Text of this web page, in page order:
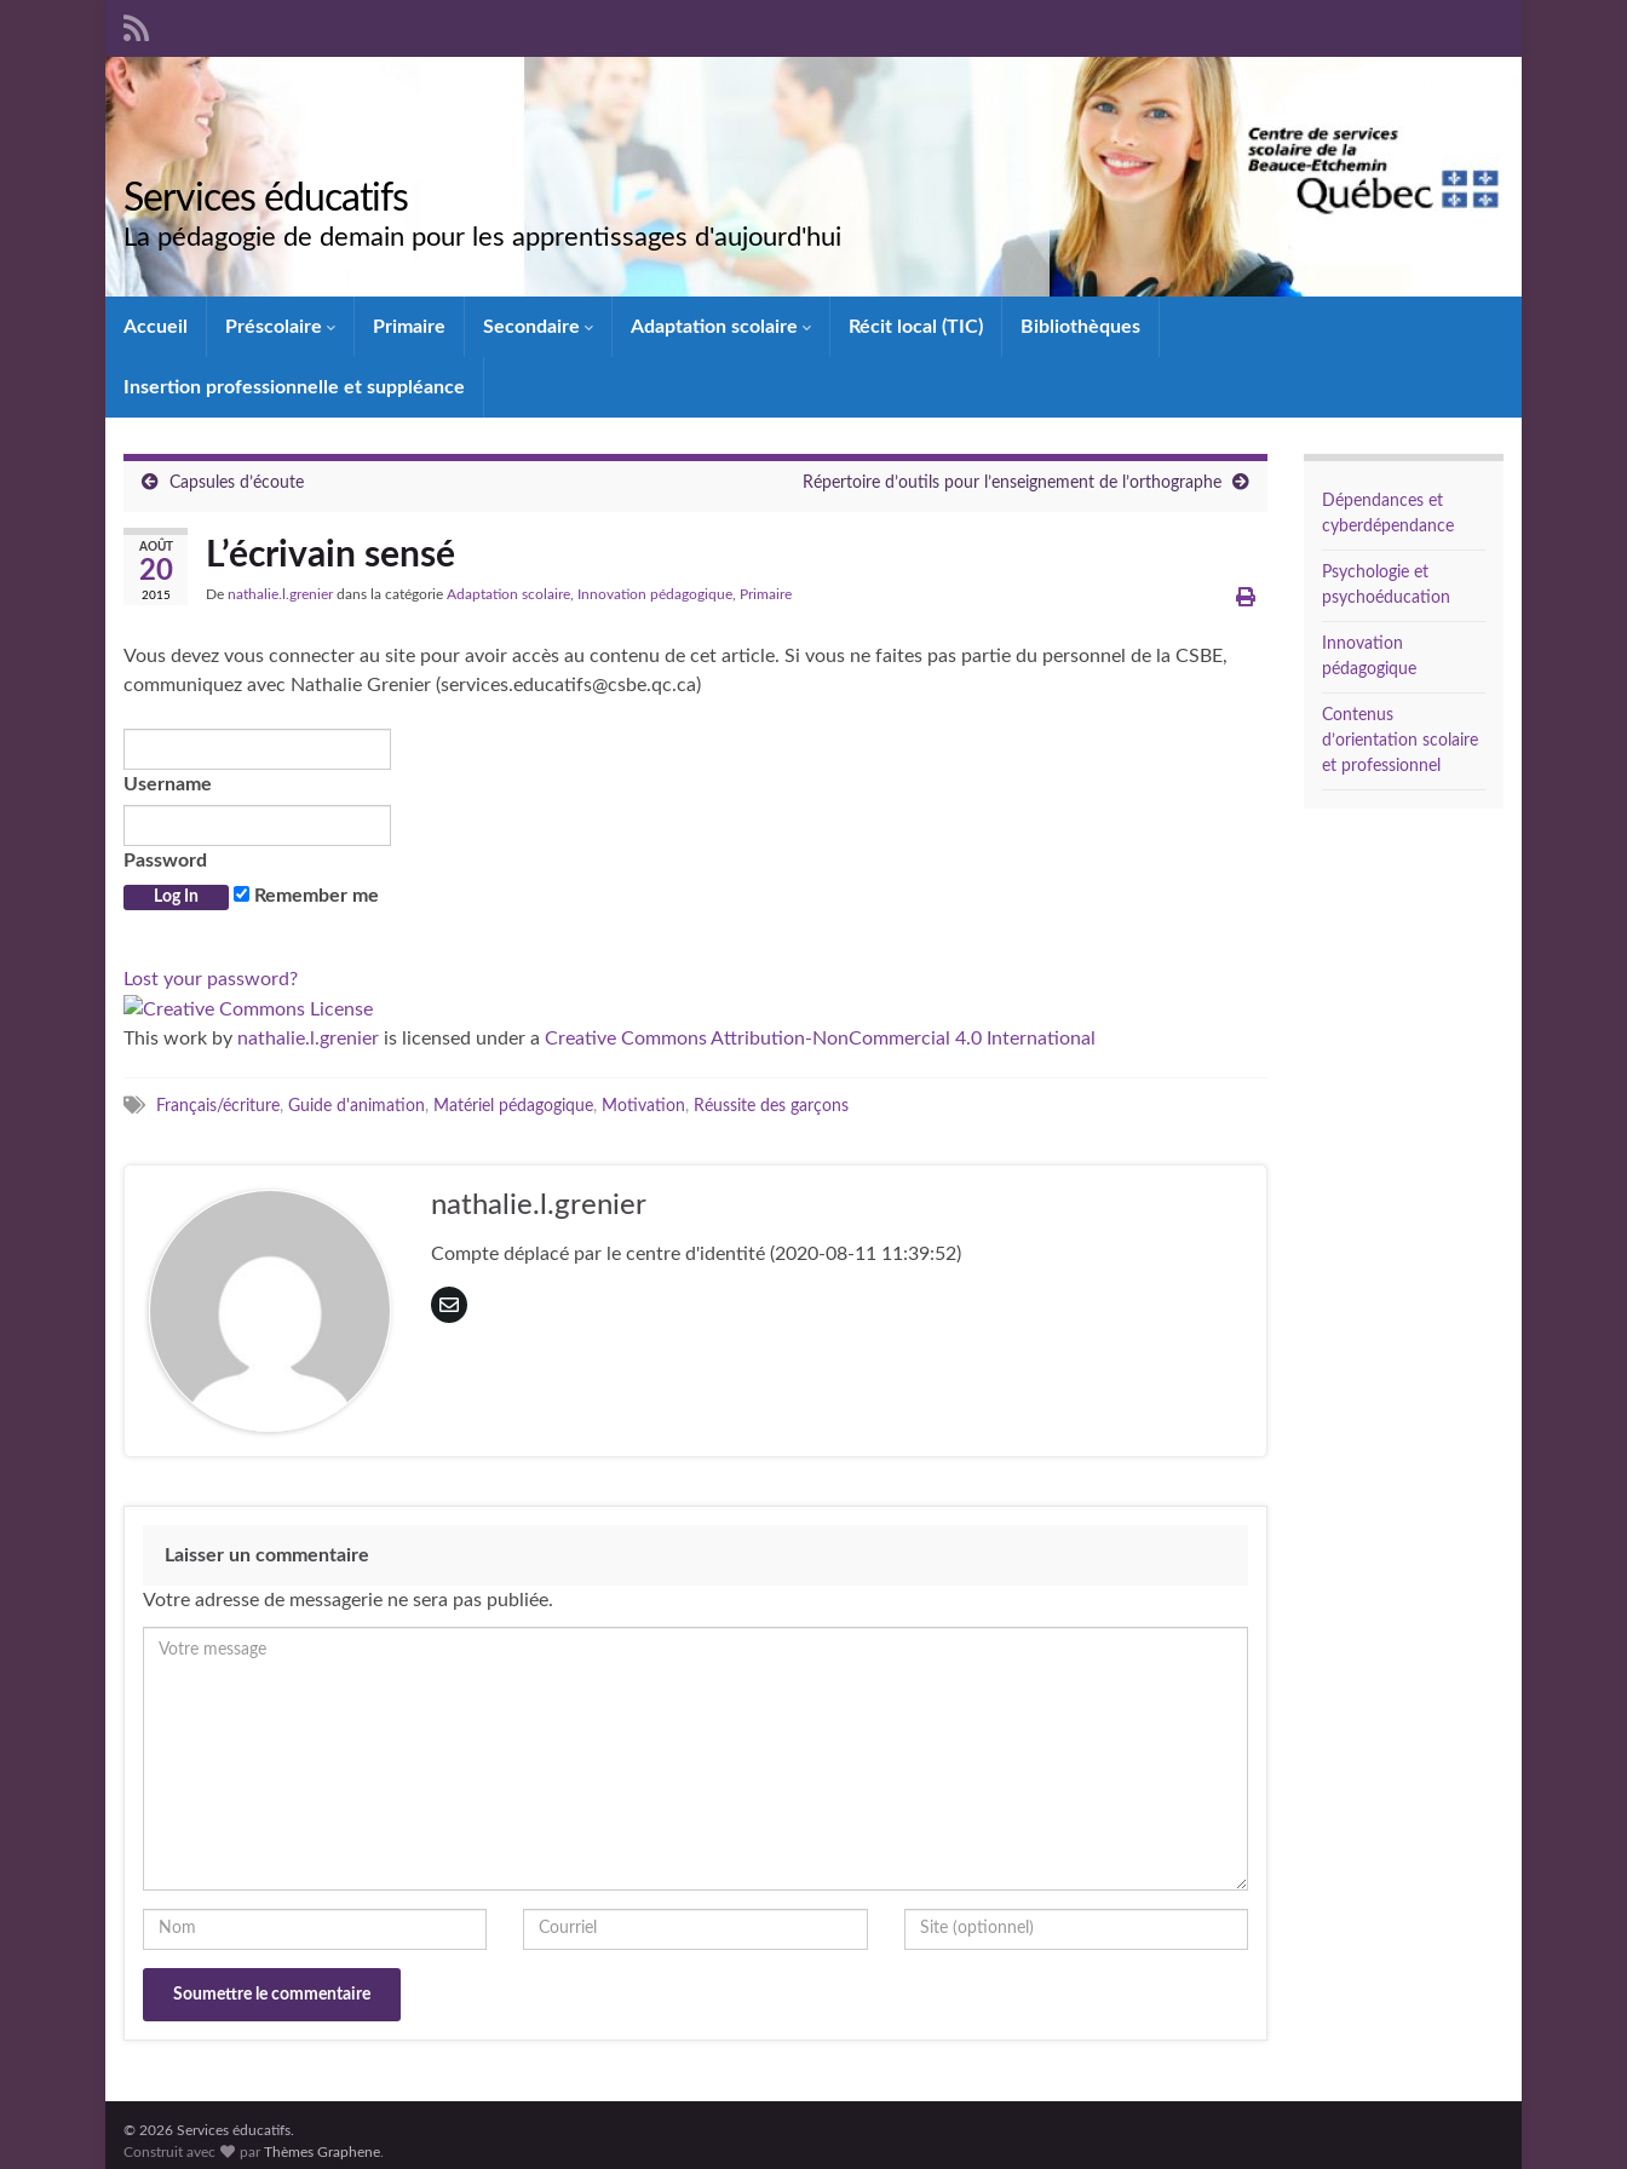
Services éducatifs
La pédagogie de demain pour les apprentissages d'aujourd'hui
Accueil Préscolaire Primaire Secondaire Adaptation scolaire Récit local (TIC) Bibliothèques
Insertion professionnelle et suppléance
Capsules d’écoute Répertoire d’outils pour l’enseignement de l’orthographe
AOÛT
20
2015
L’écrivain sensé
De nathalie.l.grenierdans la catégorie Adaptation scolaire Innovation pédagogique Primaire
Vous devez vous connecter au site pour avoir accès au contenu de cet article. Si vous ne faites pas partie du personnel de la CSBE,
communiquez avec Nathalie Grenier (services.educatifs@csbe.qc.ca)
Username
Password
Remember me
Lost your password?
This work by nathalie.l.grenier is licensed under a Creative Commons Attribution-NonCommercial 4.0 International
Français/écriture, Guide d'animation, Matériel pédagogique, Motivation, Réussite des garçons
nathalie.l.grenier
Compte déplacé par le centre d'identité (2020-08-11 11:39:52)
Laisser un commentaire
Votre adresse de messagerie ne sera pas publiée.
Dépendances et
cyberdépendance
Psychologie et
psychoéducation
Innovation
pédagogique
Contenus
d’orientation scolaire
et professionnel
© 2026 Services éducatifs.
Construit avec
parThèmes Graphene